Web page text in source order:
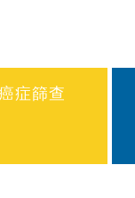
症篩查